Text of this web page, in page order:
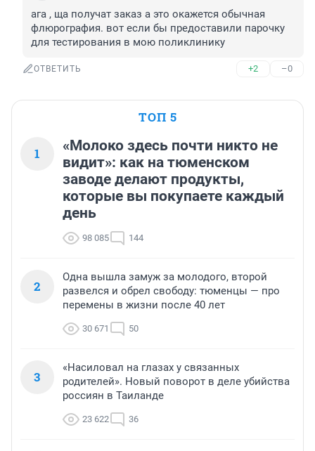
ага , ща получат заказ а это окажется обычная
флюрография. вот если бы предоставили парочку
для тестирования в мою поликлинику
ОТВЕТИТЬ +2 –0
ТОП 5
1
«Молоко здесь почти никто не
видит»: как на тюменском
заводе делают продукты,
которые вы покупаете каждый
день
98 085 144
2
Одна вышла замуж за молодого, второй
развелся и обрел свободу: тюменцы — про
перемены в жизни после 40 лет
30 671 50
3
«Насиловал на глазах у связанных
родителей». Новый поворот в деле убийства
россиян в Таиланде
23 622 36